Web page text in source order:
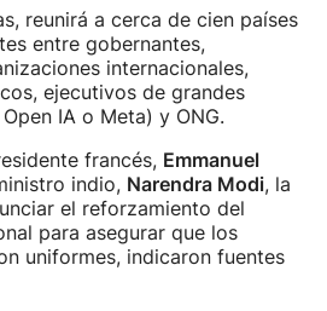
reunirá a cerca de cien países
entre gobernantes,
internacionales,
ejecutivos de grandes
IA o Meta) y ONG.
francés, Emmanuel
indio, Narendra Modi, la
el reforzamiento del
para asegurar que los
uniformes, indicaron fuentes